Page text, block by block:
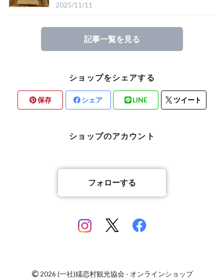
2025/11/11
記事一覧を見る
ショップをシェアする
保存 シェア LINE ツイート
ショップのアカウント
フォローする
© 2026 (一社)嬬恋村観光協会 - オンラインショップ